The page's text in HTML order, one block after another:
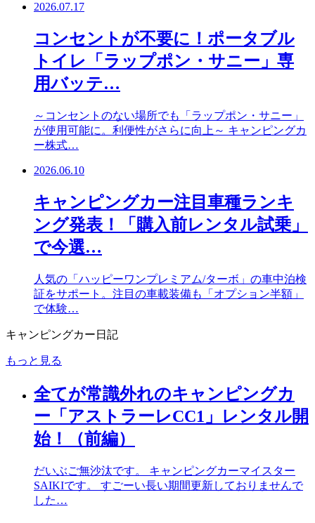
2026.07.17
コンセントが不要に！ポータブル
トイレ「ラップポン・サニー」専
用バッテ…
～コンセントのない場所でも「ラップポン・サニー」
が使用可能に。利便性がさらに向上～ キャンピングカ
ー株式…
2026.06.10
キャンピングカー注目車種ランキ
ング発表！「購入前レンタル試乗」
で今選…
人気の「ハッピーワンプレミアム/ターボ」の車中泊検
証をサポート。注目の車載装備も「オプション半額」
で体験…
キャンピングカー日記
もっと見る
全てが常識外れのキャンピングカ
ー「アストラーレCC1」レンタル開
始！（前編）
だいぶご無沙汰です。 キャンピングカーマイスター
SAIKIです。 すごーい長い期間更新しておりませんで
した…